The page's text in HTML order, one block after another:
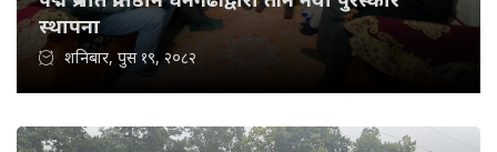
स्थापना
शनिबार, पुस १९, २०८२